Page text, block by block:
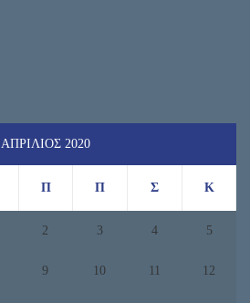
ΑΠΡΊΛΙΟΣ 2020
Π Π Σ Κ
2 3 4 5
9 10 11 12